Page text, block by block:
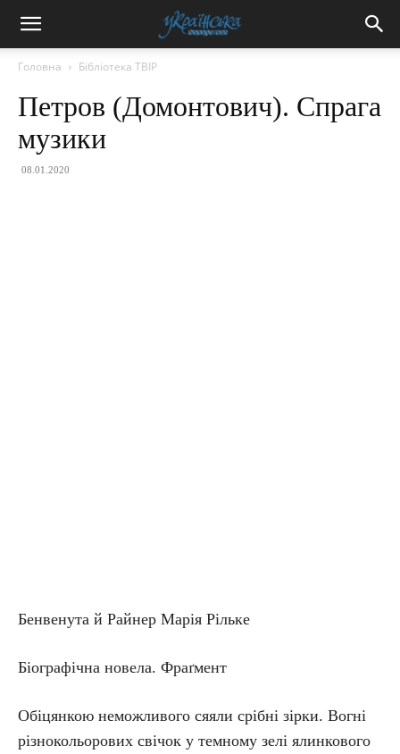
Головна Бібліотека ТВІР
Петров (Домонтович). Спрага
музики
08.01.2020
Бенвенута й Райнер Марія Рільке
Біографічна новела. Фраґмент
Обіцянкою неможливого сяяли срібні зірки. Вогні
різнокольорових свічок у темному зелі ялинкового